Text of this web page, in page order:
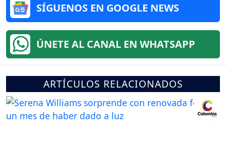
SÍGUENOS EN GOOGLE NEWS
ÚNETE AL CANAL EN WHATSAPP
ARTÍCULOS RELACIONADOS